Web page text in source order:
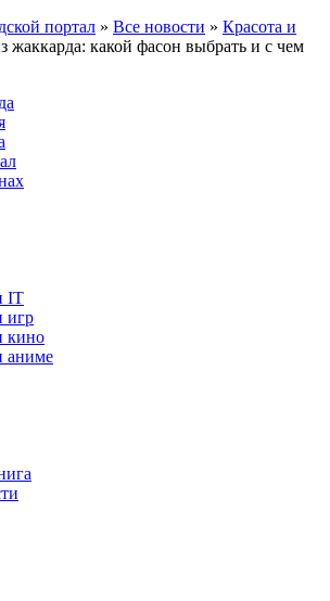
портал » Все новости » Красота и
жаккарда: какой фасон выбрать и с чем
IT
игр
кино
аниме